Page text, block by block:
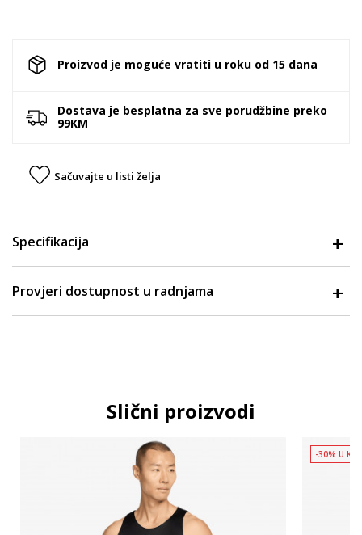
Proizvod je moguće vratiti u roku od 15 dana
Dostava je besplatna za sve porudžbine preko
99KM
Sačuvajte u listi želja
Specifikacija
Provjeri dostupnost u radnjama
Slični proizvodi
-30% U